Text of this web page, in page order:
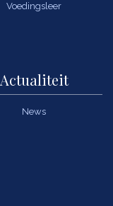
Voedingsleer
Actualiteit
News